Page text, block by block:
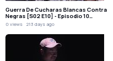
Guerra De Cucharas Blancas Contra
Negras [S02 E10] - Episodio 10…
0 views 213 days ago